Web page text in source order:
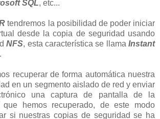
SQL, etc...
tendremos la posibilidad de poder iniciar
desde la copia de seguridad usando
NFS, esta característica se llama Instant
.
recuperar de forma automática nuestra
en un segmento aislado de red y enviar
una captura de pantalla de la
que hemos recuperado, de este modo
si nuestras copias de seguridad se ha